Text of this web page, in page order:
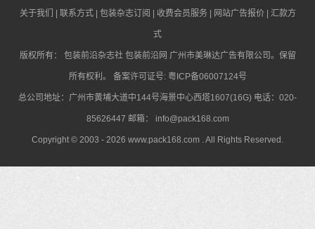
关于我们 联系方式| 包装杂志订阅 收费会员服务| 网站广告报价| 汇款方
式
版权所有： 包装前沿杂志社 包装前沿网 广州市美琳达广告有限公司。保留
所有权利。 备案许可证号: 粤ICP备06007124号
总公司地址：广州市黄埔大道中144号海景中心西塔1607(16G) 电话：020-
85626447 邮箱： info@pack168.com
Copyright © 2003 - 2026 www.pack168.com . All Rights Reserved.